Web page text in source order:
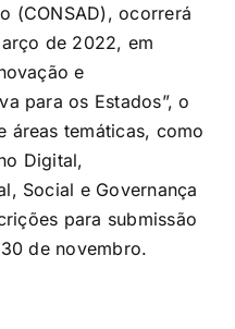
(CONSAD), ocorrerá
de 2022, em
e
para os Estados”, o
áreas temáticas, como
Digital,
Social e Governança
para submissão
de novembro.